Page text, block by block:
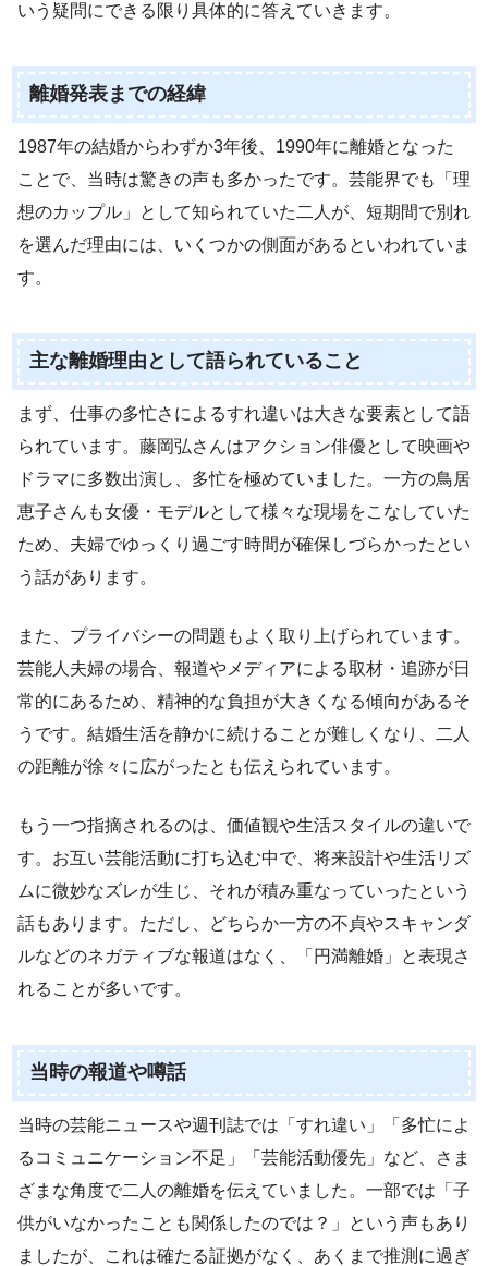
いう疑問にできる限り具体的に答えていきます。
離婚発表までの経緯
1987年の結婚からわずか3年後、1990年に離婚となった
ことで、当時は驚きの声も多かったです。芸能界でも「理
想のカップル」として知られていた二人が、短期間で別れ
を選んだ理由には、いくつかの側面があるといわれていま
す。
主な離婚理由として語られていること
まず、仕事の多忙さによるすれ違いは大きな要素として語
られています。藤岡弘さんはアクション俳優として映画や
ドラマに多数出演し、多忙を極めていました。一方の鳥居
恵子さんも女優・モデルとして様々な現場をこなしていた
ため、夫婦でゆっくり過ごす時間が確保しづらかったとい
う話があります。
また、プライバシーの問題もよく取り上げられています。
芸能人夫婦の場合、報道やメディアによる取材・追跡が日
常的にあるため、精神的な負担が大きくなる傾向があるそ
うです。結婚生活を静かに続けることが難しくなり、二人
の距離が徐々に広がったとも伝えられています。
もう一つ指摘されるのは、価値観や生活スタイルの違いで
す。お互い芸能活動に打ち込む中で、将来設計や生活リズ
ムに微妙なズレが生じ、それが積み重なっていったという
話もあります。ただし、どちらか一方の不貞やスキャンダ
ルなどのネガティブな報道はなく、「円満離婚」と表現さ
れることが多いです。
当時の報道や噂話
当時の芸能ニュースや週刊誌では「すれ違い」「多忙によ
るコミュニケーション不足」「芸能活動優先」など、さま
ざまな角度で二人の離婚を伝えていました。一部では「子
供がいなかったことも関係したのでは？」という声もあり
ましたが、これは確たる証拠がなく、あくまで推測に過ぎ